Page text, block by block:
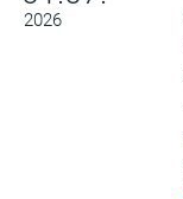
2026